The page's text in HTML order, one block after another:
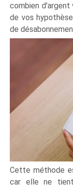
combien d'argent
de vos
de
Cette méthode
car elle ne